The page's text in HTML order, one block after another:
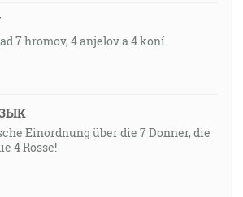
7 hromov, 4 anjelov a 4 koní.
Einordnung über die 7 Donner, die
4 Rosse!